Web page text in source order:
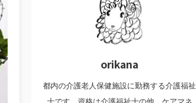
orikana
都内の介護老人保健施設に勤務する介護福祉